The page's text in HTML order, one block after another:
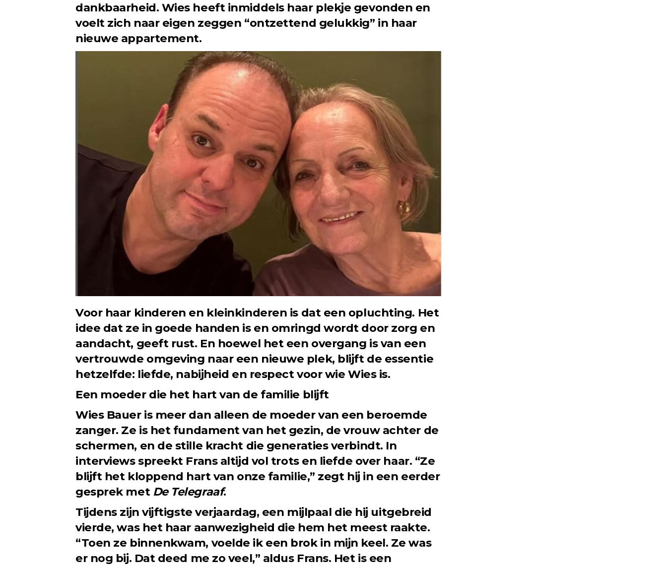
dankbaarheid. Wies heeft inmiddels haar plekje gevonden en
voelt zich naar eigen zeggen “ontzettend gelukkig” in haar
nieuwe appartement.
Voor haar kinderen en kleinkinderen is dat een opluchting. Het
idee dat ze in goede handen is en omringd wordt door zorg en
aandacht, geeft rust. En hoewel het een overgang is van een
vertrouwde omgeving naar een nieuwe plek, blijft de essentie
hetzelfde: liefde, nabijheid en respect voor wie Wies is.
Een moeder die het hart van de familie blijft
Wies Bauer is meer dan alleen de moeder van een beroemde
zanger. Ze is het fundament van het gezin, de vrouw achter de
schermen, en de stille kracht die generaties verbindt. In
interviews spreekt Frans altijd vol trots en liefde over haar. “Ze
blijft het kloppend hart van onze familie,” zegt hij in een eerder
gesprek met De Telegraaf.
Tijdens zijn vijftigste verjaardag, een mijlpaal die hij uitgebreid
vierde, was het haar aanwezigheid die hem het meest raakte.
“Toen ze binnenkwam, voelde ik een brok in mijn keel. Ze was
er nog bij. Dat deed me zo veel,” aldus Frans. Het is een